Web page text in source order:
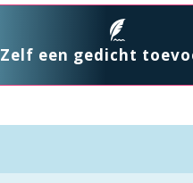
Zelf een gedicht